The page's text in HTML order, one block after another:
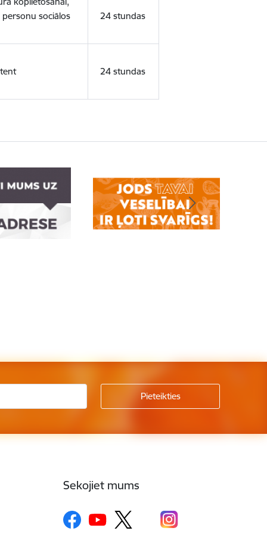
sociālos
24 stundas
24 stundas
Sekojiet mums